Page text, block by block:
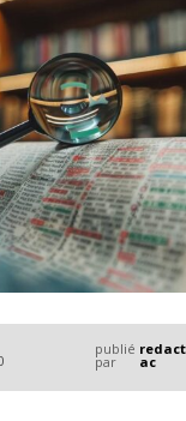
publié
par ac